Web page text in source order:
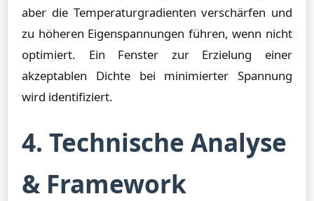
aber die Temperaturgradienten verschärfen und
zu höheren Eigenspannungen führen, wenn nicht
optimiert. Ein Fenster zur Erzielung einer
akzeptablen Dichte bei minimierter Spannung
wird identifiziert.
4. Technische Analyse
& Framework